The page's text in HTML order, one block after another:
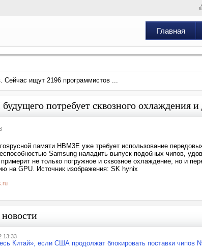
Главная
. Сейчас ищут 2196 программистов ...
потребует сквозного охлаждения
памяти HBM3E уже требует использование
Samsung наладить выпуск подобных чипов,
не только погружное и сквозное охлаждение, но и
на GPU. Источник изображения: SK hynix
13:33
Китай», если США продолжат блокировать поставки